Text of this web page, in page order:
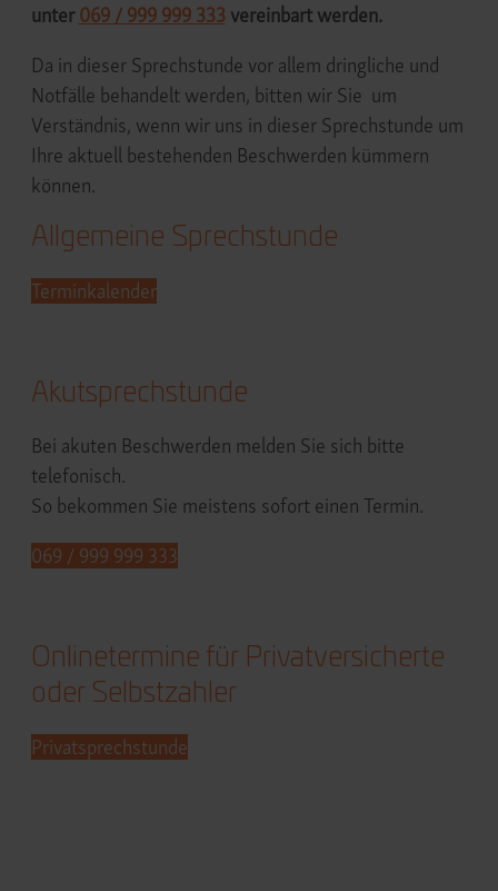
unter069 / 999 999 333 vereinbart werden.
Da in dieser Sprechstunde vor allem dringliche und
Notfälle behandelt werden, bitten wir Sie um
Verständnis, wenn wir uns in dieser Sprechstunde um
Ihre aktuell bestehenden Beschwerden kümmern
können.
Allgemeine Sprechstunde
Terminkalender
Akutsprechstunde
Bei akuten Beschwerden melden Sie sich bitte
telefonisch.
So bekommen Sie meistens sofort einen Termin.
069 / 999 999 333
Onlinetermine für Privatversicherte
oder Selbstzahler
Privatsprechstunde